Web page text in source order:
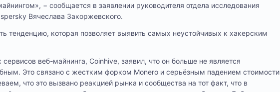
− сообщается в заявлении руководителя отдела исследования
Вячеслава Закоржевского.
тенденцию, которая позволяет выявить самых неустойчивых к хакерским
веб-майнинга, Coinhive, заявил, что он больше не является
Это связано с жестким форком Monero и серьёзным падением стоимости
что это вызвано реакцией рынка и сообщества на тот факт, что в